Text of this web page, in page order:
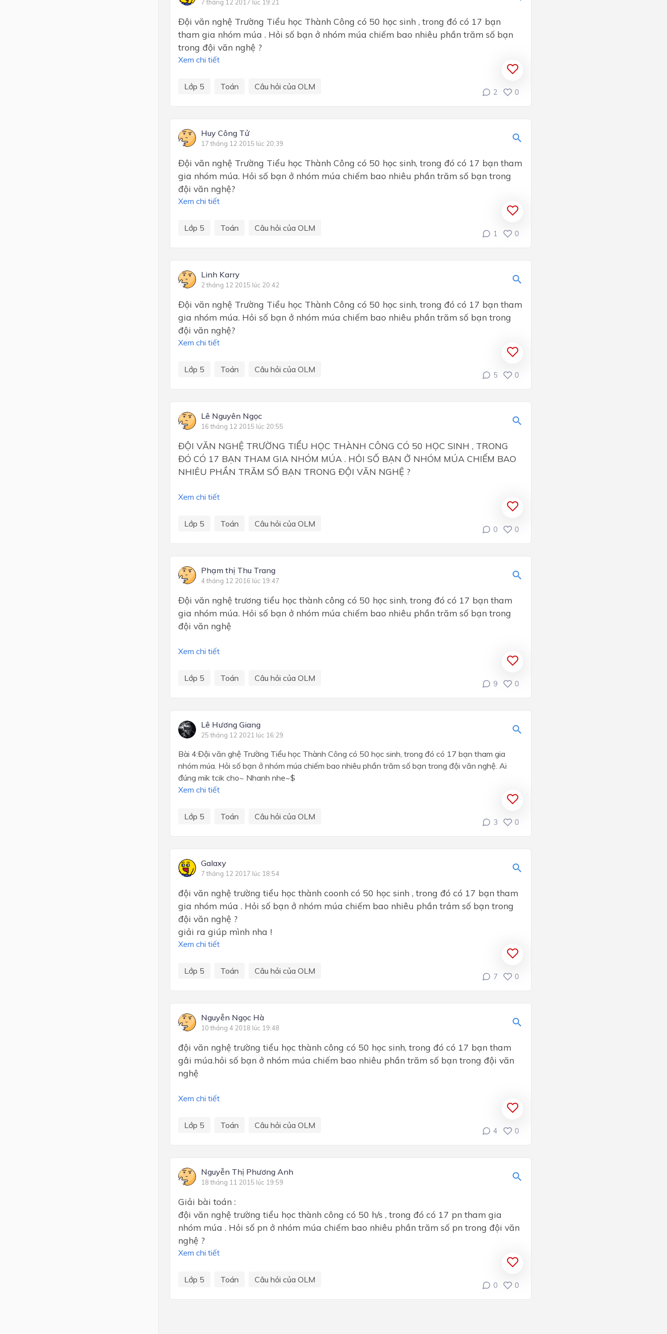
7 tháng 12 2017 lúc 19:21
Đội văn nghệ Trường Tiểu học Thành Công có 50 học sinh , trong đó có 17 bạn
tham gia nhóm múa . Hỏi số bạn ở nhóm múa chiếm bao nhiêu phần trăm số bạn
trong đội văn nghệ ?
Xem chi tiết
Lớp 5 Toán Câu hỏi của OLM
2 0
Huy Công Tử
17 tháng 12 2015 lúc 20:39
Đội văn nghệ Trường Tiểu học Thành Công có 50 học sinh, trong đó có 17 bạn tham
gia nhóm múa. Hỏi số bạn ở nhóm múa chiếm bao nhiêu phần trăm số bạn trong
đội văn nghệ?
Xem chi tiết
Lớp 5 Toán Câu hỏi của OLM
1 0
Linh Karry
2 tháng 12 2015 lúc 20:42
Đội văn nghệ Trường Tiểu học Thành Công có 50 học sinh, trong đó có 17 bạn tham
gia nhóm múa. Hỏi số bạn ở nhóm múa chiếm bao nhiêu phần trăm số bạn trong
đội văn nghệ?
Xem chi tiết
Lớp 5 Toán Câu hỏi của OLM
5 0
Lê Nguyên Ngọc
16 tháng 12 2015 lúc 20:55
ĐỘI VĂN NGHỆ TRƯỜNG TIỂU HỌC THÀNH CÔNG CÓ 50 HỌC SINH , TRONG
ĐÓ CÓ 17 BẠN THAM GIA NHÓM MÚA . HỎI SỐ BẠN Ở NHÓM MÚA CHIẾM BAO
NHIÊU PHẦN TRĂM SỐ BẠN TRONG ĐỘI VĂN NGHỆ ?
Xem chi tiết
Lớp 5 Toán Câu hỏi của OLM
0 0
Phạm thị Thu Trang
4 tháng 12 2016 lúc 19:47
Đội văn nghệ trương tiểu học thành công có 50 học sinh, trong đó có 17 bạn tham
gia nhóm múa. Hỏi số bạn ở nhóm múa chiếm bao nhiêu phần trăm số bạn trong
đội văn nghệ
Xem chi tiết
Lớp 5 Toán Câu hỏi của OLM
9 0
Lê Hương Giang
25 tháng 12 2021 lúc 16:29
Bài 4:Đội văn ghệ Trường Tiểu học Thành Công có 50 học sinh, trong đó có 17 bạn tham gia
nhóm múa. Hỏi số bạn ở nhóm múa chiếm bao nhiêu phần trăm số bạn trong đội văn nghệ. Ai
đúng mik tcik cho~ Nhanh nhe~$
Xem chi tiết
Lớp 5 Toán Câu hỏi của OLM
3 0
Galaxy
7 tháng 12 2017 lúc 18:54
đội văn nghệ trường tiểu học thành coonh có 50 học sinh , trong đó có 17 bạn tham
gia nhóm múa . Hỏi số bạn ở nhóm múa chiếm bao nhiêu phần trảm số bạn trong
đội văn nghệ ?
giải ra giúp mình nha !
Xem chi tiết
Lớp 5 Toán Câu hỏi của OLM
7 0
Nguyễn Ngọc Hà
10 tháng 4 2018 lúc 19:48
đội văn nghệ trường tiểu học thành công có 50 học sinh, trong đó có 17 bạn tham
gâi múa.hỏi số bạn ở nhóm múa chiếm bao nhiêu phần trăm số bạn trong đội văn
nghệ
Xem chi tiết
Lớp 5 Toán Câu hỏi của OLM
4 0
Nguyễn Thị Phương Anh
18 tháng 11 2015 lúc 19:59
Giải bài toán :
đội văn nghệ trường tiểu học thành công có 50 h/s , trong đó có 17 pn tham gia
nhóm múa . Hỏi số pn ở nhóm múa chiếm bao nhiêu phần trăm số pn trong đội văn
nghệ ?
Xem chi tiết
Lớp 5 Toán Câu hỏi của OLM
0 0